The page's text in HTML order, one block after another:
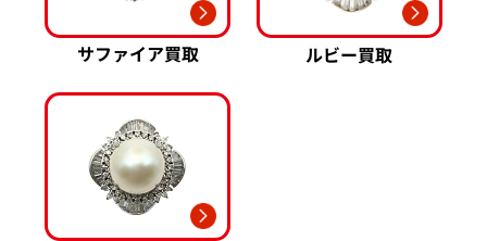
サファイア買取 ルビー買取